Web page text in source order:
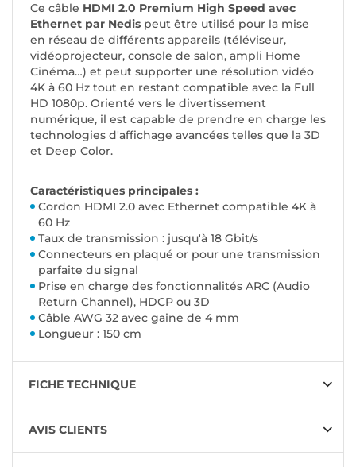
Ce câble HDMI 2.0 Premium High Speed avec
Ethernet par Nedis peut être utilisé pour la mise
en réseau de différents appareils (téléviseur,
vidéoprojecteur, console de salon, ampli Home
Cinéma…) et peut supporter une résolution vidéo
4K à 60 Hz tout en restant compatible avec la Full
HD 1080p. Orienté vers le divertissement
numérique, il est capable de prendre en charge les
technologies d'affichage avancées telles que la 3D
et Deep Color.
Caractéristiques principales :
Cordon HDMI 2.0 avec Ethernet compatible 4K à
60 Hz
Taux de transmission : jusqu'à 18 Gbit/s
Connecteurs en plaqué or pour une transmission
parfaite du signal
Prise en charge des fonctionnalités ARC (Audio
Return Channel), HDCP ou 3D
Câble AWG 32 avec gaine de 4 mm
Longueur : 150 cm
FICHE TECHNIQUE
AVIS CLIENTS